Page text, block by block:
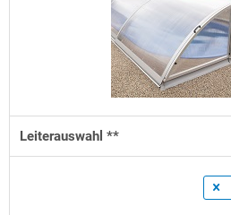
Leiterauswahl **